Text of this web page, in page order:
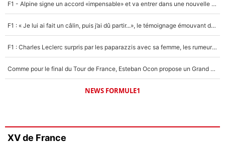
F1 - Alpine signe un accord «impensable» et va entrer dans une nouvelle dimension : Grande nouvelle pour Pierre Gasly !
F1 : « Je lui ai fait un câlin, puis j’ai dû partir...», le témoignage émouvant de Max Verstappen sur sa fille
F1 : Charles Leclerc surpris par les paparazzis avec sa femme, les rumeurs étaient vraies !
Comme pour le final du Tour de France, Esteban Ocon propose un Grand Prix de Formule 1 à Paris : «Autour de l’Arc de Triomphe, ce serait génial» !
NEWS FORMULE1
XV de France